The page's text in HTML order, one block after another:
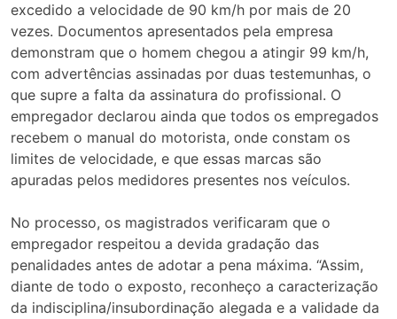
excedido a velocidade de 90 km/h por mais de 20
vezes. Documentos apresentados pela empresa
demonstram que o homem chegou a atingir 99 km/h,
com advertências assinadas por duas testemunhas, o
que supre a falta da assinatura do profissional. O
empregador declarou ainda que todos os empregados
recebem o manual do motorista, onde constam os
limites de velocidade, e que essas marcas são
apuradas pelos medidores presentes nos veículos.
No processo, os magistrados verificaram que o
empregador respeitou a devida gradação das
penalidades antes de adotar a pena máxima. “Assim,
diante de todo o exposto, reconheço a caracterização
da indisciplina/insubordinação alegada e a validade da